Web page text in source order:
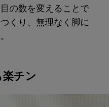
の数を変えることで
くり、無理なく脚に
チン